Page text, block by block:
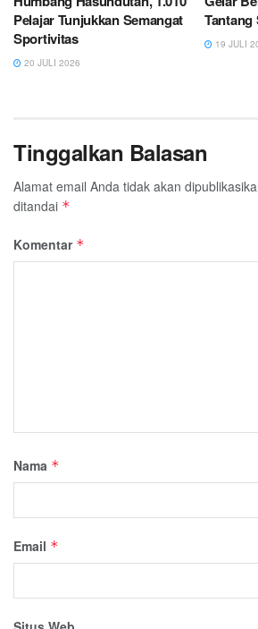
Pelajar Tunjukkan Semangat
Sportivitas
20 JULI 2026
Tantang
19 JULI
Tinggalkan Balasan
Alamat email Anda tidak akan
ditandai *
Komentar *
Nama *
Email *